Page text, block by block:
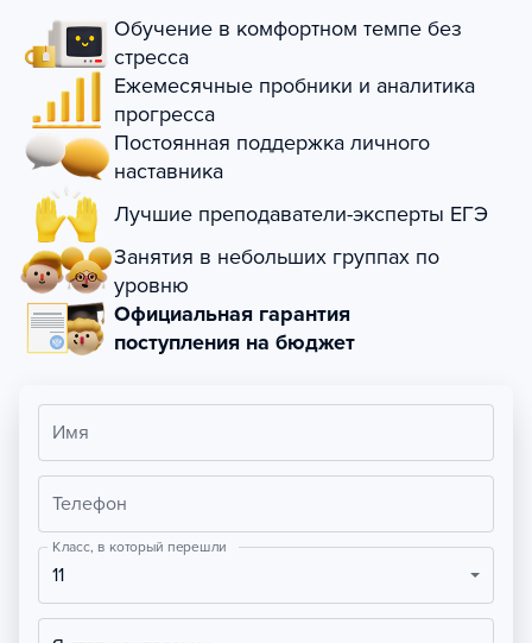
Обучение в комфортном темпе без
стресса
Ежемесячные пробники и аналитика
прогресса
Постоянная поддержка личного
наставника
Лучшие преподаватели-эксперты ЕГЭ
Занятия в небольших группах по
уровню
Официальная гарантия
поступления на бюджет
Имя
Телефон
Класс, в который перешли
11